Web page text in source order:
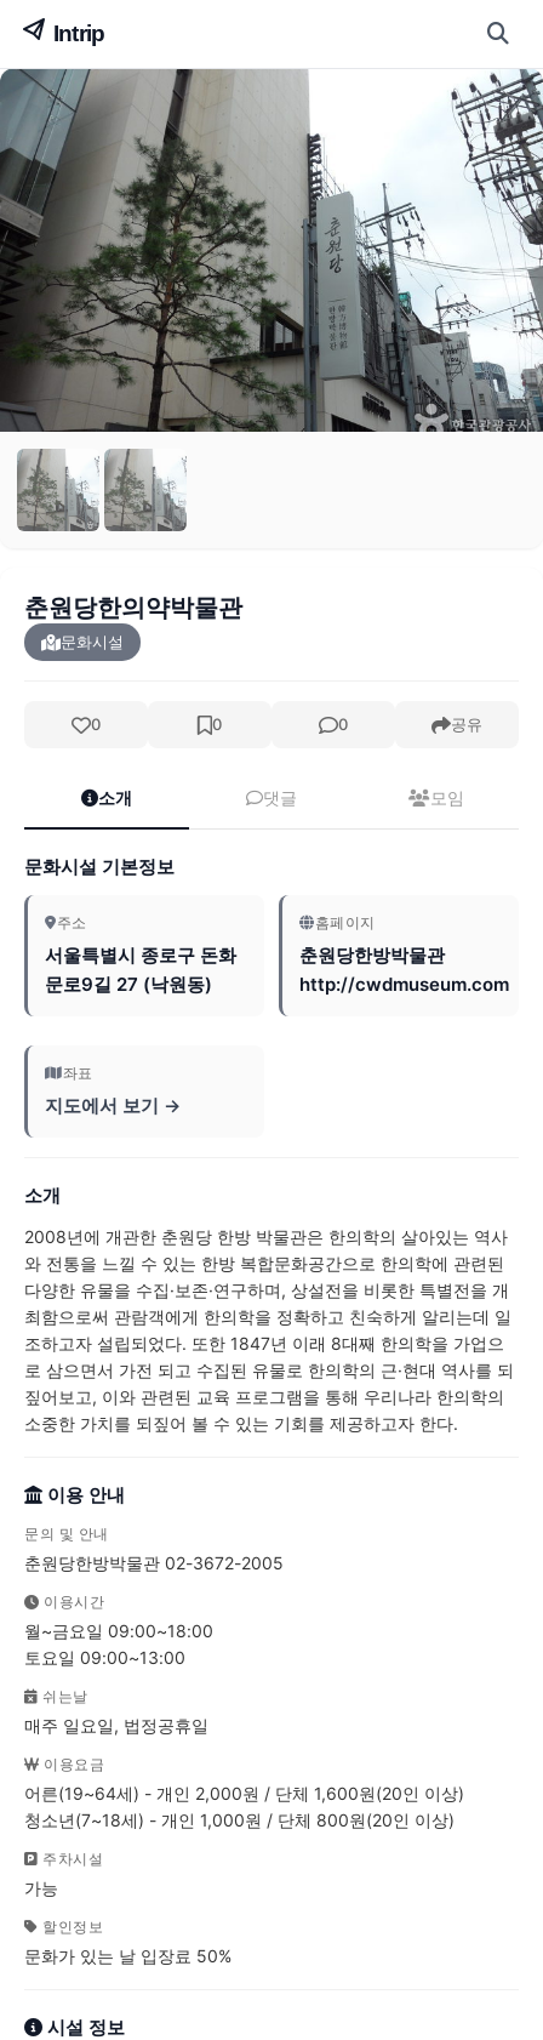
춘원당한의약박물관
문화시설
0 0 0 공유
소개 댓글 모임
문화시설 기본정보
주소
서울특별시 종로구 돈화
문로9길 27 (낙원동)
홈페이지
춘원당한방박물관
http://cwdmuseum.com
좌표
지도에서 보기 →
소개
2008년에 개관한 춘원당 한방 박물관은 한의학의 살아있는 역사
와 전통을 느낄 수 있는 한방 복합문화공간으로 한의학에 관련된
다양한 유물을 수집·보존·연구하며, 상설전을 비롯한 특별전을 개
최함으로써 관람객에게 한의학을 정확하고 친숙하게 알리는데 일
조하고자 설립되었다. 또한 1847년 이래 8대째 한의학을 가업으
로 삼으면서 가전 되고 수집된 유물로 한의학의 근·현대 역사를 되
짚어보고, 이와 관련된 교육 프로그램을 통해 우리나라 한의학의
소중한 가치를 되짚어 볼 수 있는 기회를 제공하고자 한다.
이용 안내
문의 및 안내
춘원당한방박물관 02-3672-2005
이용시간
월~금요일 09:00~18:00
토요일 09:00~13:00
쉬는날
매주 일요일, 법정공휴일
이용요금
어른(19~64세) - 개인 2,000원 / 단체 1,600원(20인 이상)
청소년(7~18세) - 개인 1,000원 / 단체 800원(20인 이상)
주차시설
가능
할인정보
문화가 있는 날 입장료 50%
시설 정보